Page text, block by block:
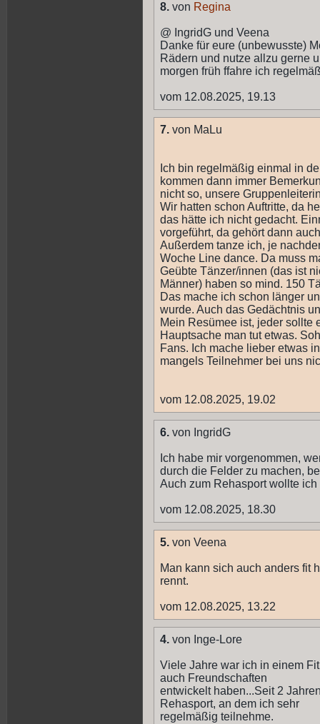
8. von Regina
@ IngridG und Veena
Danke für eure (unbewusste)
Rädern und nutze allzu gerne
morgen früh ffahre ich
vom 12.08.2025, 19.13
7. von MaLu
Ich bin regelmäßig einmal in
kommen dann immer
nicht so, unsere
Wir hatten schon Auftritte, da
das hätte ich nicht gedacht.
vorgeführt, da gehört dann
Außerdem tanze ich, je
Woche Line dance. Da muss
Geübte Tänzer/innen (das ist
Männer) haben so mind. 150
Das mache ich schon länger
wurde. Auch das Gedächtnis
Mein Resümee ist, jeder sollte
Hauptsache man tut etwas.
Fans. Ich mache lieber etwas
mangels Teilnehmer bei uns
vom 12.08.2025, 19.02
6. von IngridG
Ich habe mir vorgenommen,
durch die Felder zu machen,
Auch zum Rehasport wollte
vom 12.08.2025, 18.30
5. von Veena
Man kann sich auch anders fit
rennt.
vom 12.08.2025, 13.22
4. von Inge-Lore
Viele Jahre war ich in einem
auch Freundschaften
entwickelt haben...Seit 2
Rehasport, an dem ich sehr
regelmäßig teilnehme.